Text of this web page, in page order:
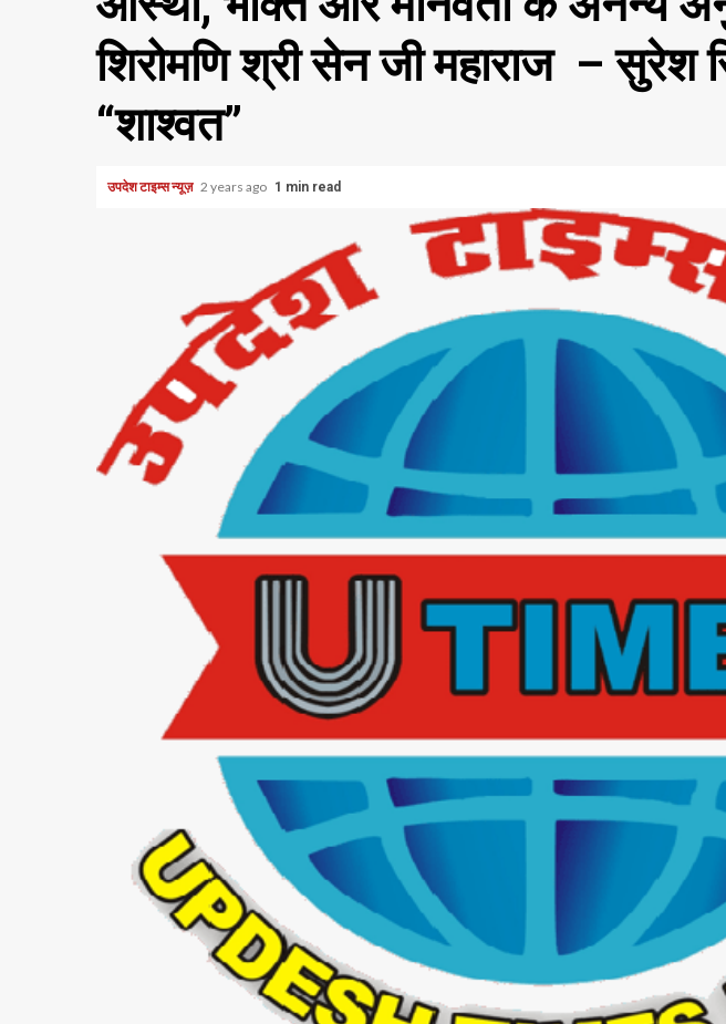
शिरोमणि श्री सेन जी महाराज – सुरेश
“शाश्वत”
उपदेश टाइम्स न्यूज़ 2 years ago 1 min read